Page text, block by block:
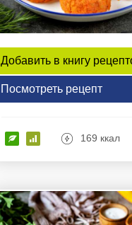
Добавить в книгу
Посмотреть рецепт
169 ккал